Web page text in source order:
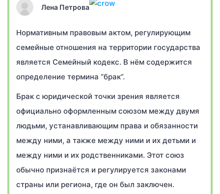
Лена Петрова
Нормативным правовым актом, регулирующим
семейные отношения на территории государства
является Семейный кодекс. В нём содержится
определение термина “брак”.
Брак с юридической точки зрения является
официально оформленным союзом между двумя
людьми, устанавливающим права и обязанности
между ними, а также между ними и их детьми и
между ними и их родственниками. Этот союз
обычно признаётся и регулируется законами
страны или региона, где он был заключен.